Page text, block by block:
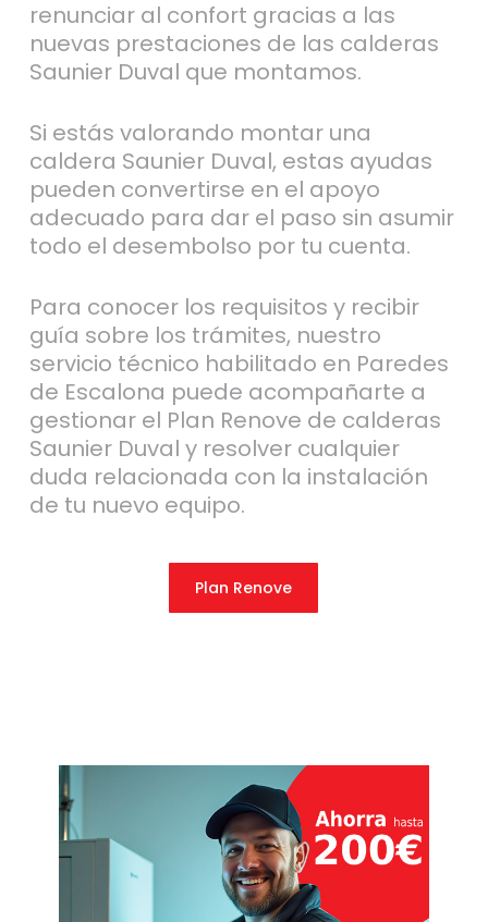
renunciar al confort gracias a las
nuevas prestaciones de las calderas
Saunier Duval que montamos.
Si estás valorando montar una
caldera Saunier Duval, estas ayudas
pueden convertirse en el apoyo
adecuado para dar el paso sin asumir
todo el desembolso por tu cuenta.
Para conocer los requisitos y recibir
guía sobre los trámites, nuestro
servicio técnico habilitado en Paredes
de Escalona puede acompañarte a
gestionar el Plan Renove de calderas
Saunier Duval y resolver cualquier
duda relacionada con la instalación
de tu nuevo equipo.
Plan Renove